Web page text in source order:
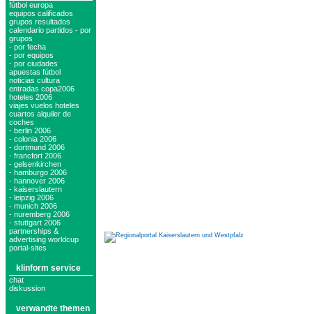
fútbol europa
equipos calificados
grupos resultados
calendario partidos - por
grupos
- por fecha
- por equipos
- por ciudades
apuestas fútbol
noticias cultura
entradas copa2006
hoteles 2006
viajes vuelos hoteles
cuartos alquiler de
coches
- berlin 2006
- colonia 2006
- dortmund 2006
- francfort 2006
- gelsenkirchen
- hamburgo 2006
- hannover 2006
- kaiserslautern
- leipzig 2006
- munich 2006
- nuremberg 2006
- stuttgart 2006
partnerships &
advertising worldcup
portal-sites
klinform service
chat
diskussion
verwandte themen